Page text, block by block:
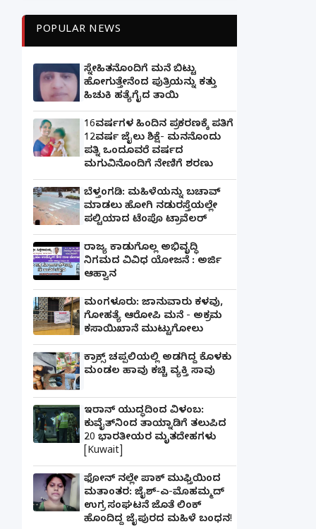
POPULAR NEWS
ಸ್ನೇಹಿತನೊಂದಿಗೆ ಮನೆ ಬಿಟ್ಟು
ಹೋಗುತ್ತೇನೆಂದ ಪುತ್ರಿಯನ್ನು ಕತ್ತು
ಹಿಚುಕಿ ಹತ್ಯೆಗೈದ ತಾಯಿ
16ವರ್ಷಗಳ ಹಿಂದಿನ ಪ್ರಕರಣಕ್ಕೆ ಪತಿಗೆ
12ವರ್ಷ ಜೈಲು ಶಿಕ್ಷೆ- ಮನನೊಂದು
ಪತ್ನಿ ಒಂದೂವರೆ ವರ್ಷದ
ಮಗುವಿನೊಂದಿಗೆ ನೇಣಿಗೆ ಶರಣು
ಬೆಳ್ತಂಗಡಿ: ಮಹಿಳೆಯನ್ನು ಬಚಾವ್
ಮಾಡಲು ಹೋಗಿ ನಡುರಸ್ತೆಯಲ್ಲೇ
ಪಲ್ಟಿಯಾದ ಟೆಂಪೊ ಟ್ರಾವೆಲರ್
ರಾಜ್ಯ ಕಾಡುಗೊಲ್ಲ ಅಭಿವೃದ್ಧಿ
ನಿಗಮದ ವಿವಿಧ ಯೋಜನೆ : ಅರ್ಜಿ
ಆಹ್ವಾನ
ಮಂಗಳೂರು: ಜಾನುವಾರು ಕಳವು,
ಗೋಹತ್ಯೆ ಆರೋಪಿ ಮನೆ - ಅಕ್ರಮ
ಕಸಾಯಿಖಾನೆ ಮುಟ್ಟುಗೋಲು
ಕ್ರಾಕ್ಸ್ ಚಪ್ಪಲಿಯಲ್ಲಿ ಅಡಗಿದ್ದ ಕೊಳಕು
ಮಂಡಲ ಹಾವು ಕಚ್ಚಿ ವ್ಯಕ್ತಿ ಸಾವು
ಇರಾನ್ ಯುದ್ಧದಿಂದ ವಿಳಂಬ:
ಕುವೈತ್‌ನಿಂದ ತಾಯ್ನಾಡಿಗೆ ತಲುಪಿದ
20 ಭಾರತೀಯರ ಮೃತದೇಹಗಳು
[Kuwait]
ಫೋನ್ ನಲ್ಲೇ ಪಾಕ್ ಮುಫ್ತಿಯಿಂದ
ಮತಾಂತರ: ಜೈಶ್-ಎ-ಮೊಹಮ್ಮದ್
ಉಗ್ರ ಸಂಘಟನೆ ಜೊತೆ ಲಿಂಕ್
ಹೊಂದಿದ್ದ ಜೈಪುರದ ಮಹಿಳೆ ಬಂಧನ!